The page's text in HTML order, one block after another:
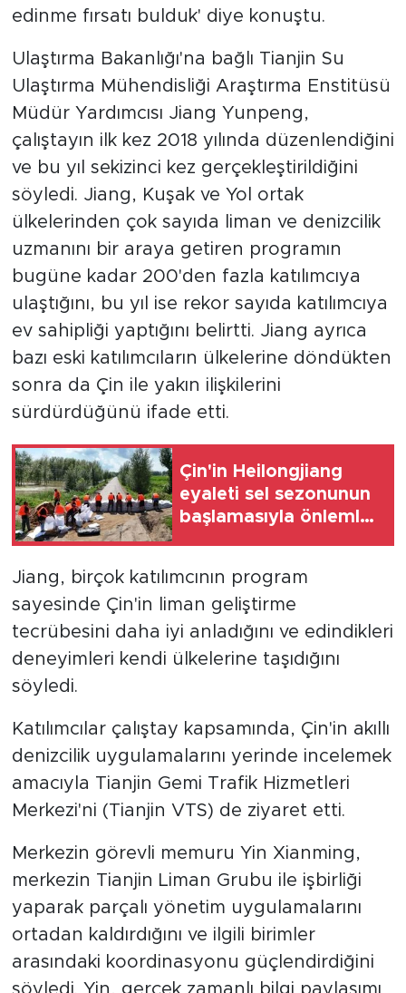
edinme fırsatı bulduk' diye konuştu.
Ulaştırma Bakanlığı'na bağlı Tianjin Su
Ulaştırma Mühendisliği Araştırma Enstitüsü
Müdür Yardımcısı Jiang Yunpeng,
çalıştayın ilk kez 2018 yılında düzenlendiğini
ve bu yıl sekizinci kez gerçekleştirildiğini
söyledi. Jiang, Kuşak ve Yol ortak
ülkelerinden çok sayıda liman ve denizcilik
uzmanını bir araya getiren programın
bugüne kadar 200'den fazla katılımcıya
ulaştığını, bu yıl ise rekor sayıda katılımcıya
ev sahipliği yaptığını belirtti. Jiang ayrıca
bazı eski katılımcıların ülkelerine döndükten
sonra da Çin ile yakın ilişkilerini
sürdürdüğünü ifade etti.
Çin'in Heilongjiang
eyaleti sel sezonunun
başlamasıyla önlemleri
Jiang, birçok katılımcının program
sayesinde Çin'in liman geliştirme
tecrübesini daha iyi anladığını ve edindikleri
deneyimleri kendi ülkelerine taşıdığını
söyledi.
Katılımcılar çalıştay kapsamında, Çin'in akıllı
denizcilik uygulamalarını yerinde incelemek
amacıyla Tianjin Gemi Trafik Hizmetleri
Merkezi'ni (Tianjin VTS) de ziyaret etti.
Merkezin görevli memuru Yin Xianming,
merkezin Tianjin Liman Grubu ile işbirliği
yaparak parçalı yönetim uygulamalarını
ortadan kaldırdığını ve ilgili birimler
arasındaki koordinasyonu güçlendirdiğini
söyledi. Yin, gerçek zamanlı bilgi paylaşımı